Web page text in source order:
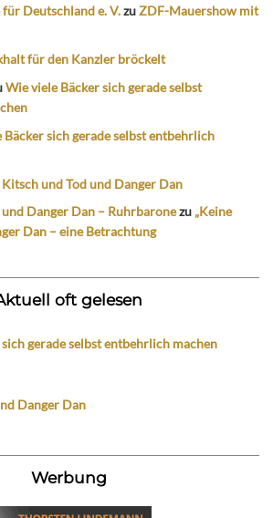
Deutschland e. V.zuZDF-Mauershow mit
für den Kanzler bröckelt
Wie viele Bäcker sich gerade selbst
Bäcker sich gerade selbst entbehrlich
Kitsch und Tod und Danger Dan
Danger Dan – Ruhrbaronezu „Keine
Dan – eine Betrachtung
oft gelesen
gerade selbst entbehrlich machen
Danger Dan
Werbung